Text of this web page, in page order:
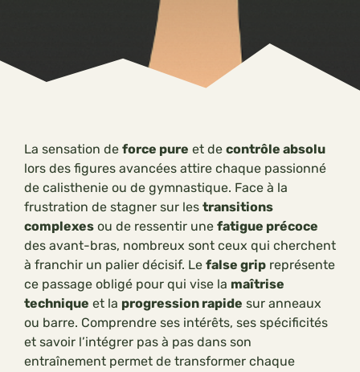
La sensation de force pure et de contrôle absolu
lors des figures avancées attire chaque passionné
de calisthenie ou de gymnastique. Face à la
frustration de stagner sur les transitions
complexes ou de ressentir une fatigue précoce
des avant-bras, nombreux sont ceux qui cherchent
à franchir un palier décisif. Le false grip représente
ce passage obligé pour qui vise la maîtrise
technique et la progression rapide sur anneaux
ou barre. Comprendre ses intérêts, ses spécificités
et savoir l’intégrer pas à pas dans son
entraînement permet de transformer chaque